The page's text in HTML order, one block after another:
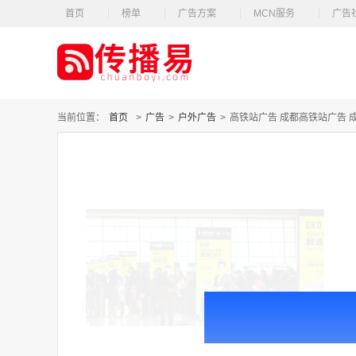
首页 榜单 广告方案 MCN服务 广告
当前位置： 首页 > 广告 > 户外广告 > 高铁站广告 成都高铁站广告